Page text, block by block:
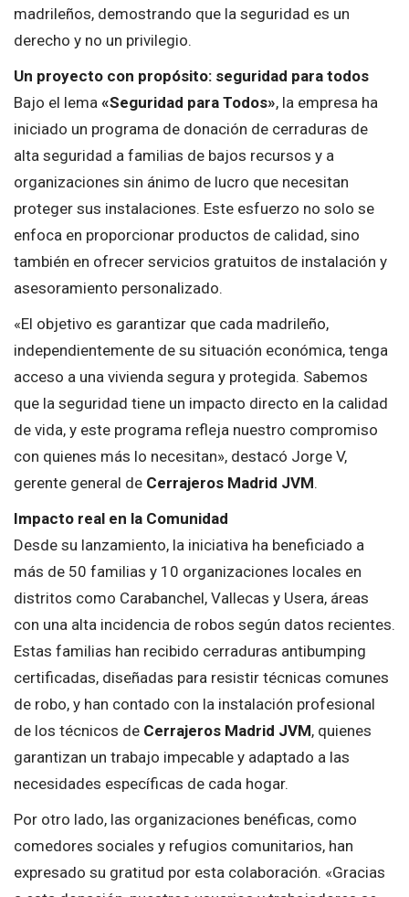
madrileños, demostrando que la seguridad es un
derecho y no un privilegio.
Un proyecto con propósito: seguridad para todos
Bajo el lema «Seguridad para Todos», la empresa ha
iniciado un programa de donación de cerraduras de
alta seguridad a familias de bajos recursos y a
organizaciones sin ánimo de lucro que necesitan
proteger sus instalaciones. Este esfuerzo no solo se
enfoca en proporcionar productos de calidad, sino
también en ofrecer servicios gratuitos de instalación y
asesoramiento personalizado.
«El objetivo es garantizar que cada madrileño,
independientemente de su situación económica, tenga
acceso a una vivienda segura y protegida. Sabemos
que la seguridad tiene un impacto directo en la calidad
de vida, y este programa refleja nuestro compromiso
con quienes más lo necesitan», destacó Jorge V,
gerente general de Cerrajeros Madrid JVM.
Impacto real en la Comunidad
Desde su lanzamiento, la iniciativa ha beneficiado a
más de 50 familias y 10 organizaciones locales en
distritos como Carabanchel, Vallecas y Usera, áreas
con una alta incidencia de robos según datos recientes.
Estas familias han recibido cerraduras antibumping
certificadas, diseñadas para resistir técnicas comunes
de robo, y han contado con la instalación profesional
de los técnicos de Cerrajeros Madrid JVM, quienes
garantizan un trabajo impecable y adaptado a las
necesidades específicas de cada hogar.
Por otro lado, las organizaciones benéficas, como
comedores sociales y refugios comunitarios, han
expresado su gratitud por esta colaboración. «Gracias